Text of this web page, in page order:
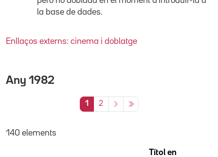
la base de dades.
Enllaços externs: cinema i doblatge
Any 1982
1 2
140 elements
Títol en